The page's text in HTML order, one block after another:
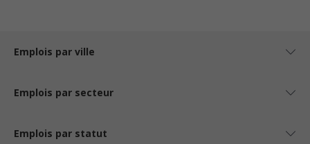
Emplois par ville
Emplois par secteur
Emplois par statut